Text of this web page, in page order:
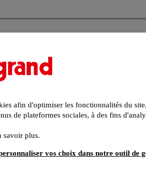
afin d'optimiser les fonctionnalités du
de plateformes sociales, à des fins
savoir plus.
vos choix dans notre outil de